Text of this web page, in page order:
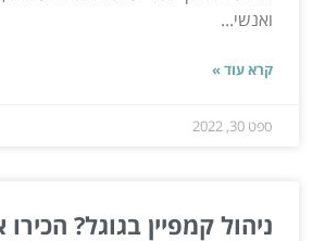
ואנשי...
קרא עוד »
ספט 30, 2022
ניהול קמפיין בגוגל?